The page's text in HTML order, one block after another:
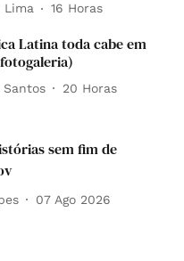
Lima 16 Horas
Latina toda cabe em
Santos 20 Horas
sem fim de
07 Ago 2026